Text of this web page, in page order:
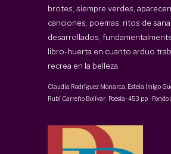
brotes, siempre verdes,
canciones, poemas, ritos de
desarrollados,
libro-huerta en cuanto arduo
recrea en la belleza.
Claudia Rodríguez Monarca, Estela Imigo
Rubí Carreño Bolívar· Poesía ·453 pp · Fondo